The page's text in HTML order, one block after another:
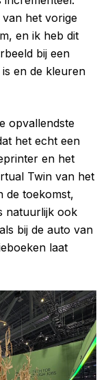
het vorige
en ik heb dit
bij een
en de kleuren
opvallendste
het echt een
en het
Twin van het
de toekomst,
natuurlijk ook
bij de auto van
laat